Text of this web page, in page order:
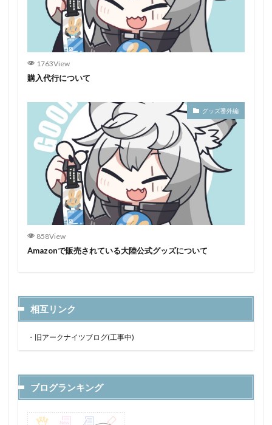
1763View
購入代行について
グッズ番外編
858View
Amazonで販売されている大陸公式グッズについて
相互リンク
・ 旧アークナイツブログ(工事中)
ブログランキング